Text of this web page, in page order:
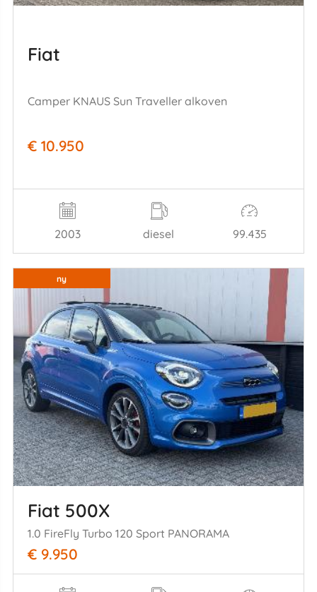
Fiat
Camper KNAUS Sun Traveller alkoven
€ 10.950
2003 diesel 99.435
ny
Fiat 500X
1.0 FireFly Turbo 120 Sport PANORAMA
€ 9.950